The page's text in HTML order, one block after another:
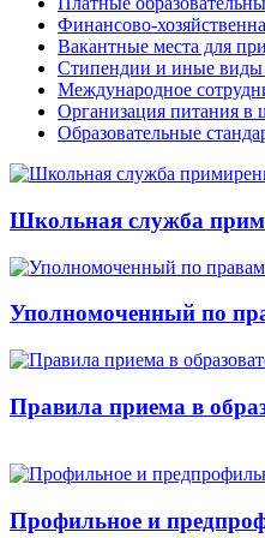
Финансово-
Вакантные места для
Стипендии и иные виды
Международное
Организация питания в
Образовательные
Школьная служба
Уполномоченный по
Правила приема в
Профильное и